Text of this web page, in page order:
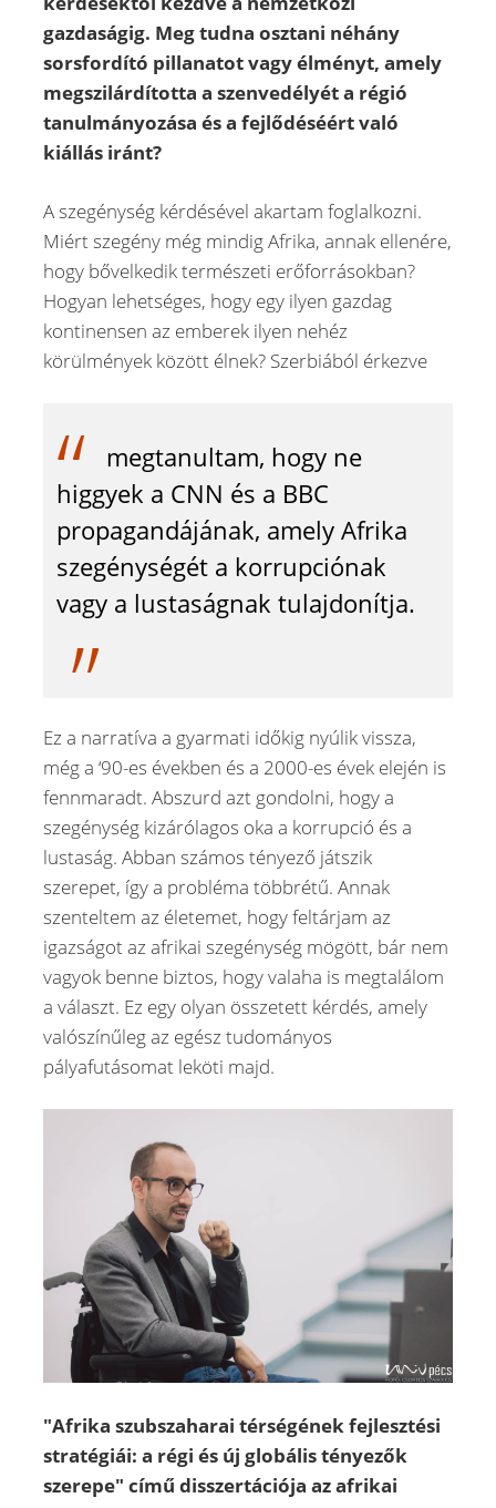
gazdaságig. Meg tudna osztani néhány
sorsfordító pillanatot vagy élményt, amely
megszilárdította a szenvedélyét a régió
tanulmányozása és a fejlődéséért való
kiállás iránt?
A szegénység kérdésével akartam foglalkozni.
Miért szegény még mindig Afrika, annak ellenére,
hogy bővelkedik természeti erőforrásokban?
Hogyan lehetséges, hogy egy ilyen gazdag
kontinensen az emberek ilyen nehéz
körülmények között élnek? Szerbiából érkezve
megtanultam, hogy ne
higgyek a CNN és a BBC
propagandájának, amely Afrika
szegénységét a korrupciónak
vagy a lustaságnak tulajdonítja.
Ez a narratíva a gyarmati időkig nyúlik vissza,
még a ‘90-es években és a 2000-es évek elején is
fennmaradt. Abszurd azt gondolni, hogy a
szegénység kizárólagos oka a korrupció és a
lustaság. Abban számos tényező játszik
szerepet, így a probléma többrétű. Annak
szenteltem az életemet, hogy feltárjam az
igazságot az afrikai szegénység mögött, bár nem
vagyok benne biztos, hogy valaha is megtalálom
a választ. Ez egy olyan összetett kérdés, amely
valószínűleg az egész tudományos
pályafutásomat leköti majd.
"Afrika szubszaharai térségének fejlesztési
stratégiái: a régi és új globális tényezők
szerepe" című disszertációja az afrikai